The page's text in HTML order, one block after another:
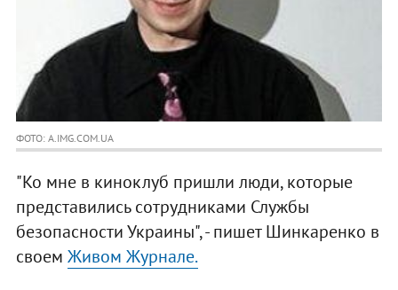
ФОТО: A.IMG.COM.UA
"Ко мне в киноклуб пришли люди, которые
представились сотрудниками Службы
безопасности Украины", - пишет Шинкаренко в
своем Живом Журнале.